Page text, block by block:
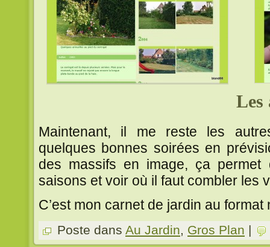
Les
Maintenant, il me reste les
quelques bonnes soirées en
des massifs en image, ça
saisons et voir où il faut combler les
C’est mon carnet de jardin au format
Poste dans Au Jardin, Gros Plan |